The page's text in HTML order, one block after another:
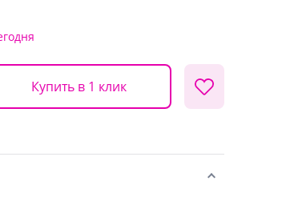
Купить в 1 клик